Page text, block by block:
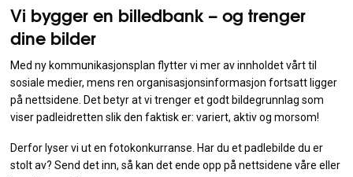
Vi bygger en billedbank – og trenger
dine bilder
Med ny kommunikasjonsplan flytter vi mer av innholdet vårt til
sosiale medier, mens ren organisasjonsinformasjon fortsatt ligger
på nettsidene. Det betyr at vi trenger et godt bildegrunnlag som
viser padleidretten slik den faktisk er: variert, aktiv og morsom!
Derfor lyser vi ut en fotokonkurranse. Har du et padlebilde du er
stolt av? Send det inn, så kan det ende opp på nettsidene våre eller